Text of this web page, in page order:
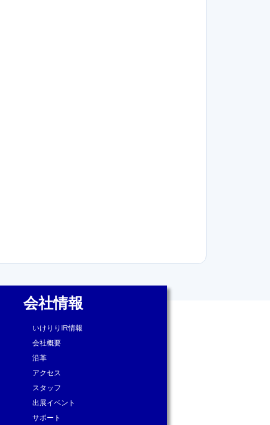
会社情報
いけりりIR情報
会社概要
沿革
アクセス
スタッフ
出展イベント
サポート